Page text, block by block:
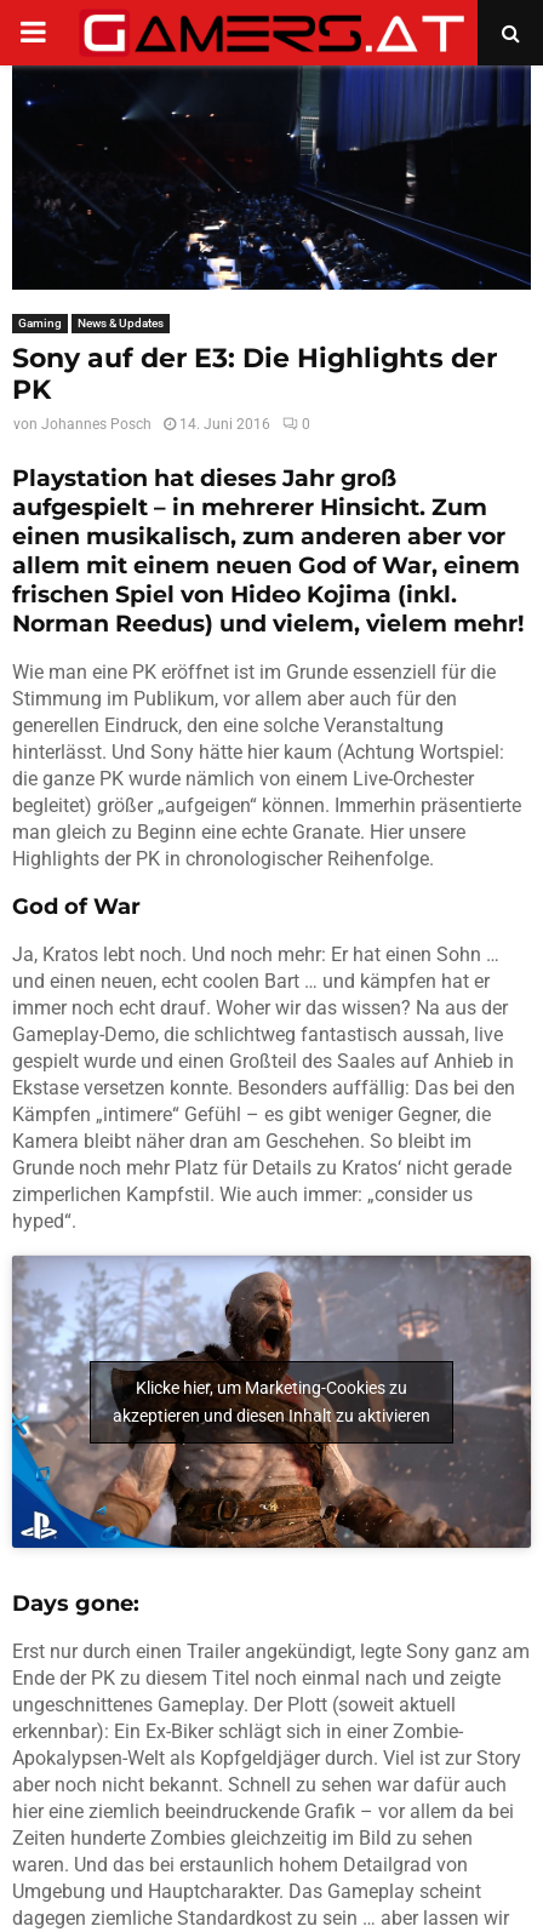
PRIMARY
MENU
Gaming News & Updates
Sony auf der E3: Die Highlights der
PK
von Johannes Posch 14. Juni 2016 0
Playstation hat dieses Jahr groß
aufgespielt – in mehrerer Hinsicht. Zum
einen musikalisch, zum anderen aber vor
allem mit einem neuen God of War, einem
frischen Spiel von Hideo Kojima (inkl.
Norman Reedus) und vielem, vielem mehr!
Wie man eine PK eröffnet ist im Grunde essenziell für die
Stimmung im Publikum, vor allem aber auch für den
generellen Eindruck, den eine solche Veranstaltung
hinterlässt. Und Sony hätte hier kaum (Achtung Wortspiel:
die ganze PK wurde nämlich von einem Live-Orchester
begleitet) größer „aufgeigen“ können. Immerhin präsentierte
man gleich zu Beginn eine echte Granate. Hier unsere
Highlights der PK in chronologischer Reihenfolge.
God of War
Ja, Kratos lebt noch. Und noch mehr: Er hat einen Sohn …
und einen neuen, echt coolen Bart … und kämpfen hat er
immer noch echt drauf. Woher wir das wissen? Na aus der
Gameplay-Demo, die schlichtweg fantastisch aussah, live
gespielt wurde und einen Großteil des Saales auf Anhieb in
Ekstase versetzen konnte. Besonders auffällig: Das bei den
Kämpfen „intimere“ Gefühl – es gibt weniger Gegner, die
Kamera bleibt näher dran am Geschehen. So bleibt im
Grunde noch mehr Platz für Details zu Kratos‘ nicht gerade
zimperlichen Kampfstil. Wie auch immer: „consider us
hyped“.
Klicke hier, um Marketing-Cookies zu
akzeptieren und diesen Inhalt zu aktivieren
Days gone:
Erst nur durch einen Trailer angekündigt, legte Sony ganz am
Ende der PK zu diesem Titel noch einmal nach und zeigte
ungeschnittenes Gameplay. Der Plott (soweit aktuell
erkennbar): Ein Ex-Biker schlägt sich in einer Zombie-
Apokalypsen-Welt als Kopfgeldjäger durch. Viel ist zur Story
aber noch nicht bekannt. Schnell zu sehen war dafür auch
hier eine ziemlich beeindruckende Grafik – vor allem da bei
Zeiten hunderte Zombies gleichzeitig im Bild zu sehen
waren. Und das bei erstaunlich hohem Detailgrad von
Umgebung und Hauptcharakter. Das Gameplay scheint
dagegen ziemliche Standardkost zu sein … aber lassen wir